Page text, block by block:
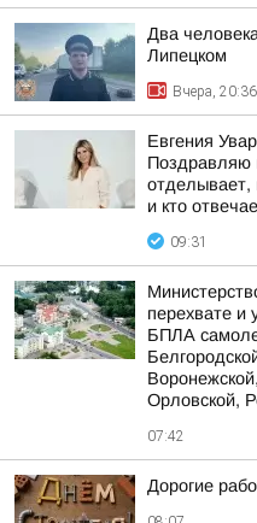
Два
Липецком
Вчера, 20:36
Евгения
Поздравляю
отделывает,
и кто
09:31
перехвате и
БПЛА
Орловской,
07:42
Дорогие